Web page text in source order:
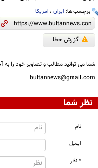
برچسب ها: ایران، امریکا
گزارش خطا
شما می توانید مطالب و تصاویر خود را به
bultannews@gmail.com
نظر شما
نام
ایمیل
* نظر